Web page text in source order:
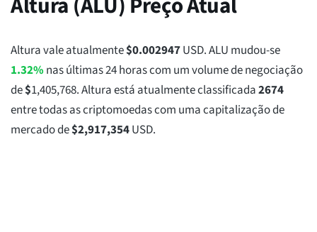
Altura vale atualmente$0.002947USD. ALU mudou-se
1.32%nas últimas 24 horas com um volume de negociação
de$1,405,768. Altura está atualmente classificada2674
entre todas as criptomoedas com uma capitalização de
mercado de$2,917,354USD.